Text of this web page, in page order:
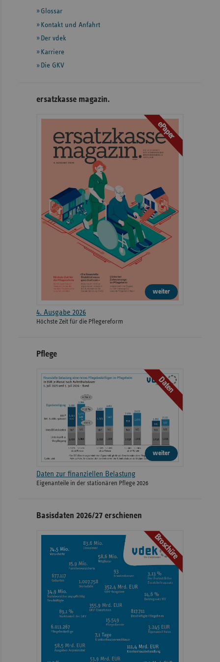
weiteren
Informationen
Glossar
Kontakt und Anfahrt
Der vdek
Karriere
Die GKV
ersatzkasse magazin.
ePaper
weiter
4. Ausgabe 2026
Höchste Zeit für die Pflegereform
Pflege
Daten
weiter
Daten zur finanziellen Belastung
Eigenanteile in der stationären Pflege 2026
Basisdaten 2026/27 erschienen
Broschüre